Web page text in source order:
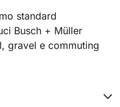
standard
Busch + Müller
gravel e commuting